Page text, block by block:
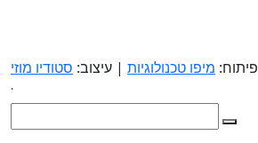
פיתוח: מיפו טכנולוגיות | עיצוב: סטודיו מוזי
.